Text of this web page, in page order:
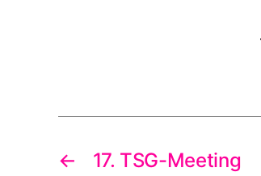
← 17. TSG-Meeting